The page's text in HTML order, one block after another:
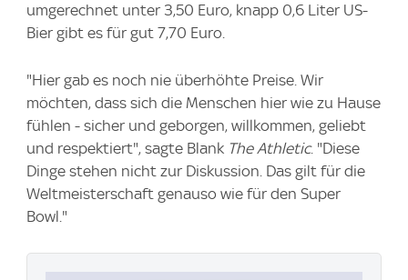
umgerechnet unter 3,50 Euro, knapp 0,6 Liter US-
Bier gibt es für gut 7,70 Euro.
"Hier gab es noch nie überhöhte Preise. Wir
möchten, dass sich die Menschen hier wie zu Hause
fühlen - sicher und geborgen, willkommen, geliebt
und respektiert", sagte Blank The Athletic. "Diese
Dinge stehen nicht zur Diskussion. Das gilt für die
Weltmeisterschaft genauso wie für den Super
Bowl."